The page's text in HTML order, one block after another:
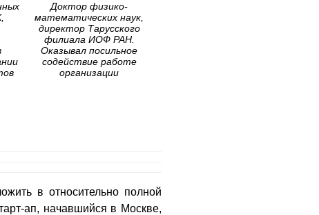
Доктор физико-
математических наук,
директор Тарусского
филиала ИОФ РАН.
Оказывал посильное
содействие работе
организации
в относительно полной
ап, начавшийся в Москве,